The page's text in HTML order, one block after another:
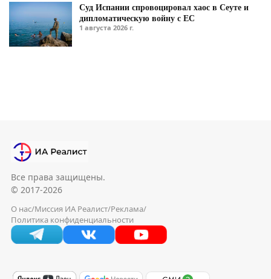
Суд Испании спровоцировал хаос в Сеуте и
дипломатическую войну с ЕС
1 августа 2026 г.
Все права защищены.
© 2017-2026
О нас/Миссия ИА Реалист/Реклама/
Политика конфиденциальности